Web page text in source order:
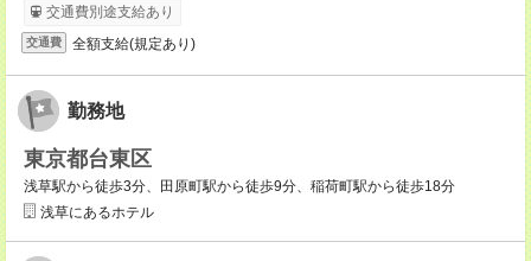
交通費別途支給あり
交通費 全額支給(規定あり)
勤務地
東京都台東区
浅草駅から徒歩3分、田原町駅から徒歩9分、稲荷町駅から徒歩18分
浅草にあるホテル